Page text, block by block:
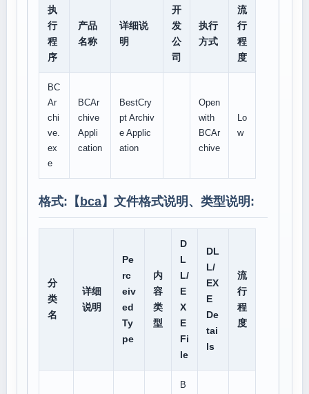
执
行
程
序
产品
名称
详细说
明
开
发
公
司
执行
方式
流
行
程
度
BC
Ar
chi
ve.
ex
e
BCAr
chive
Appli
cation
BestCry
pt Archiv
e Applic
ation
Open
with
BCAr
chive
Lo
w
格式:【 bca】文件格式说明、类型说明:
分
类
名
详细
说明
Pe
rc
eiv
ed
Ty
pe
内
容
类
型
D
L
L/
E
X
E
Fi
le
DL
L/
EX
E
De
tai
ls
流
行
程
度
B